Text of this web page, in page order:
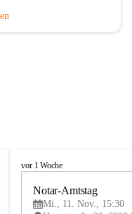
V
vor 1 Woche
Notar-Amtstag
Mi., 11. Nov., 15:30